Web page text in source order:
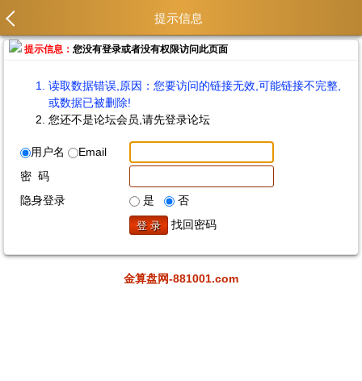
提示信息
提示信息：您没有登录或者没有权限访问此页面
读取数据错误,原因：您要访问的链接无效,可能链接不完整,
或数据已被删除!
您还不是论坛会员,请先登录论坛
用户名
Email
密 码
隐身登录
是
否
找回密码
金算盘网-881001.com